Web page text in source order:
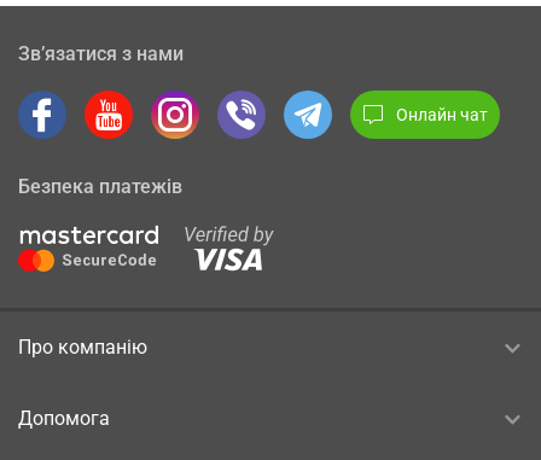
Зв’язатися з нами
Онлайн чат
Безпека платежів
Про компанію
Допомога